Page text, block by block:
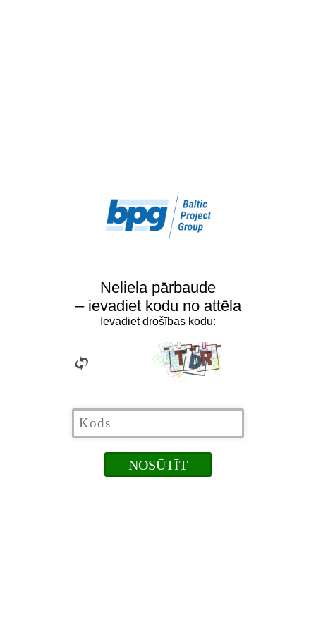
Neliela pārbaude
– ievadiet kodu no attēla
Ievadiet drošības kodu: